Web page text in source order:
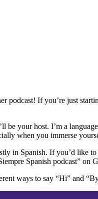
podcast! If you’re just
your host. I’m a
when you immerse
in Spanish. If you’d
Spanish podcast” on
ways to say “Hi” and